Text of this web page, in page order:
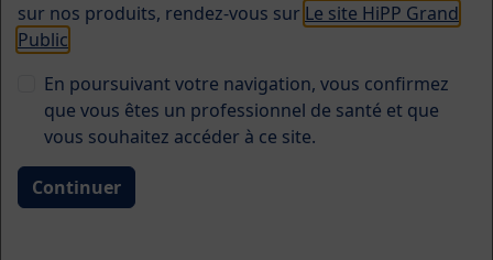
sur nos produits, rendez-vous sur Le site HiPP Grand
Public
En poursuivant votre navigation, vous confirmez
que vous êtes un professionnel de santé et que
vous souhaitez accéder à ce site.